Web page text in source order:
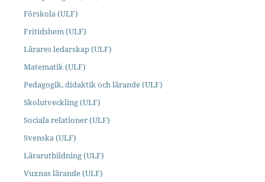
Förskola (ULF)
Fritidshem (ULF)
Lärares ledarskap (ULF)
Matematik (ULF)
Pedagogik, didaktik och lärande (ULF)
Skolutveckling (ULF)
Sociala relationer (ULF)
Svenska (ULF)
Lärarutbildning (ULF)
Vuxnas lärande (ULF)